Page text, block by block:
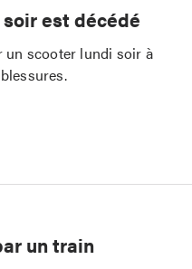
est décédé
un scooter lundi soir à
un train